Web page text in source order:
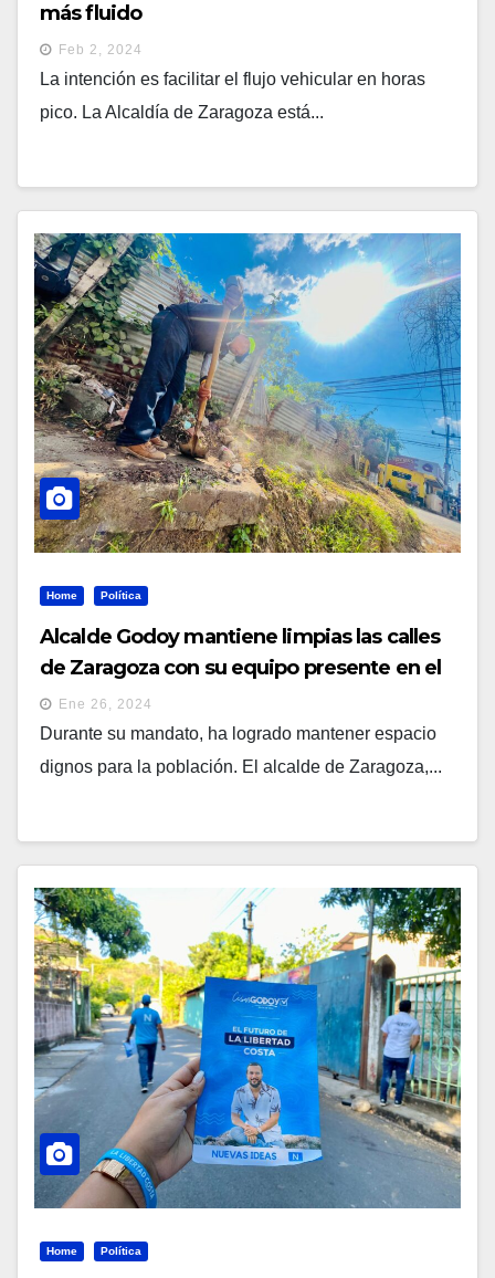
más fluido
Feb 2, 2024
La intención es facilitar el flujo vehicular en horas
pico. La Alcaldía de Zaragoza está...
Home Política
Alcalde Godoy mantiene limpias las calles
de Zaragoza con su equipo presente en el
territorio
Ene 26, 2024
Durante su mandato, ha logrado mantener espacio
dignos para la población. El alcalde de Zaragoza,...
Home Política